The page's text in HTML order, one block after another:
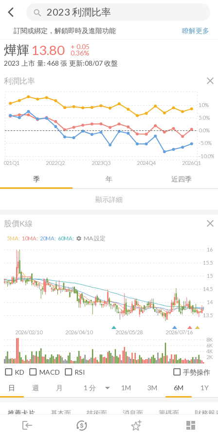
arrow_back_ios search
login dashboard
市場 登入
燁輝 13.80+ 0.36%
訂閱或綁定，解鎖即時及進階功能
瞭解更多
燁輝 13.80 + 0.05
0.36%
2023
上市 量: 468 張 更新:08/07 收盤
利潤比率 close
顯示詳細
季 年 近四季
2021Q1 2022Q2 2023Q3 2024Q4 2026Q1
-10.0%
-5.0%
0.0%
5.0%
10%
股價K線 close
日 週 月 1M 3M 6M 1Y
2026/02/10 2026/04/10 2026/05/28 2026/07/16
13.5
14
14.5
15
15.5
16
2K
4K
6K
8K
5MA: 10MA: 20MA: 60MA: settings MA 設定
KD MACD RSI 手勢操作
推薦卡片 基本面 技術面 消息面 籌碼面 財務報
基本概況 成長能力